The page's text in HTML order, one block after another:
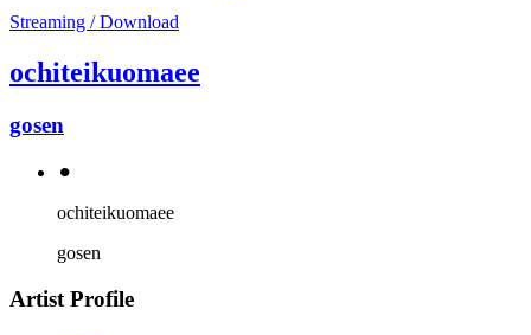
Streaming / Download
ochiteikuomaee
gosen
⚫︎
ochiteikuomaee
gosen
Artist Profile